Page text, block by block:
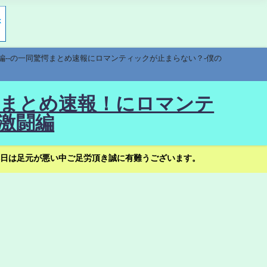
の一同驚愕まとめ速報にロマンティックが止まらない？-僕の
とめ速報！にロマンテ
闘編
足元が悪い中ご足労頂き誠に有難うございます。